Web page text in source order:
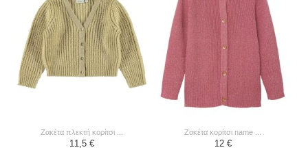
ζακέτα πλεκτή κορίτσι ...
11,5 €
ζακέτα κορίτσι name ...
12 €